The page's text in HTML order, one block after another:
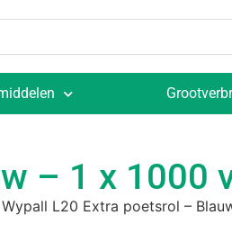
– 1 x 1000
L20 Extra poetsrol –